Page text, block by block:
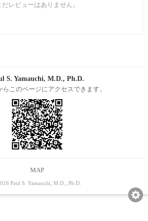
だレビューはありません。
S. Yamauchi, M.D., Ph.D.
らこのページにアクセスできます。
MAP
Paul S. Yamauchi, M.D., Ph.D.